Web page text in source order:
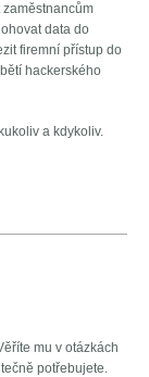
data do
firemní přístup do
hackerského
a kdykoliv.
mu v otázkách
potřebujete.